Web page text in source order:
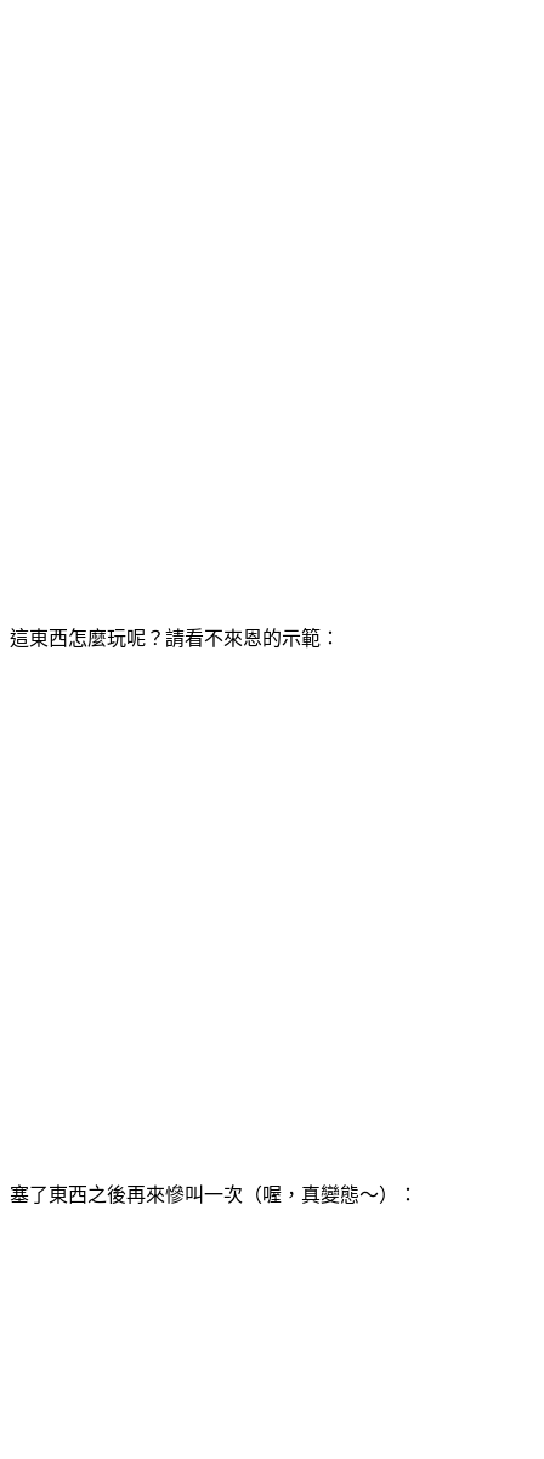
這東西怎麼玩呢？請看不來恩的示範：
塞了東西之後再來慘叫一次（喔，真變態～）：